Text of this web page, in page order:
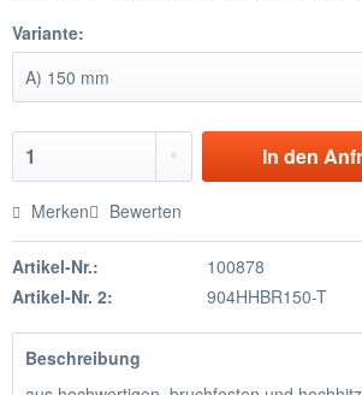
Variante:
In den
Merken Bewerten
Artikel-Nr.:
100878
Artikel-Nr. 2:
904HHBR150-T
Beschreibung